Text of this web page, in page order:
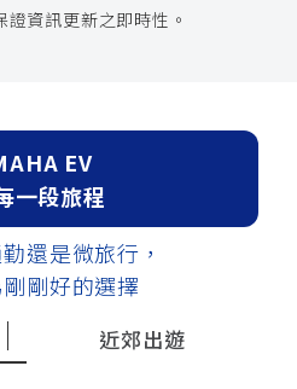
資訊更新之即時性。
EV
一段旅程
還是微旅行，
剛好的選擇
近郊出遊